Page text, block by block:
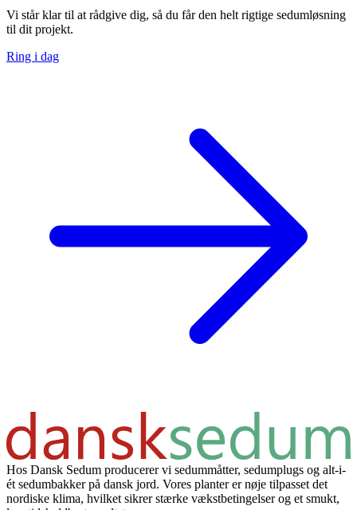
Vi står klar til at rådgive dig, så du får den helt rigtige sedumløsning
til dit projekt.
Ring i dag
Hos Dansk Sedum producerer vi sedummåtter, sedumplugs og alt-i-
ét sedumbakker på dansk jord. Vores planter er nøje tilpasset det
nordiske klima, hvilket sikrer stærke vækstbetingelser og et smukt,